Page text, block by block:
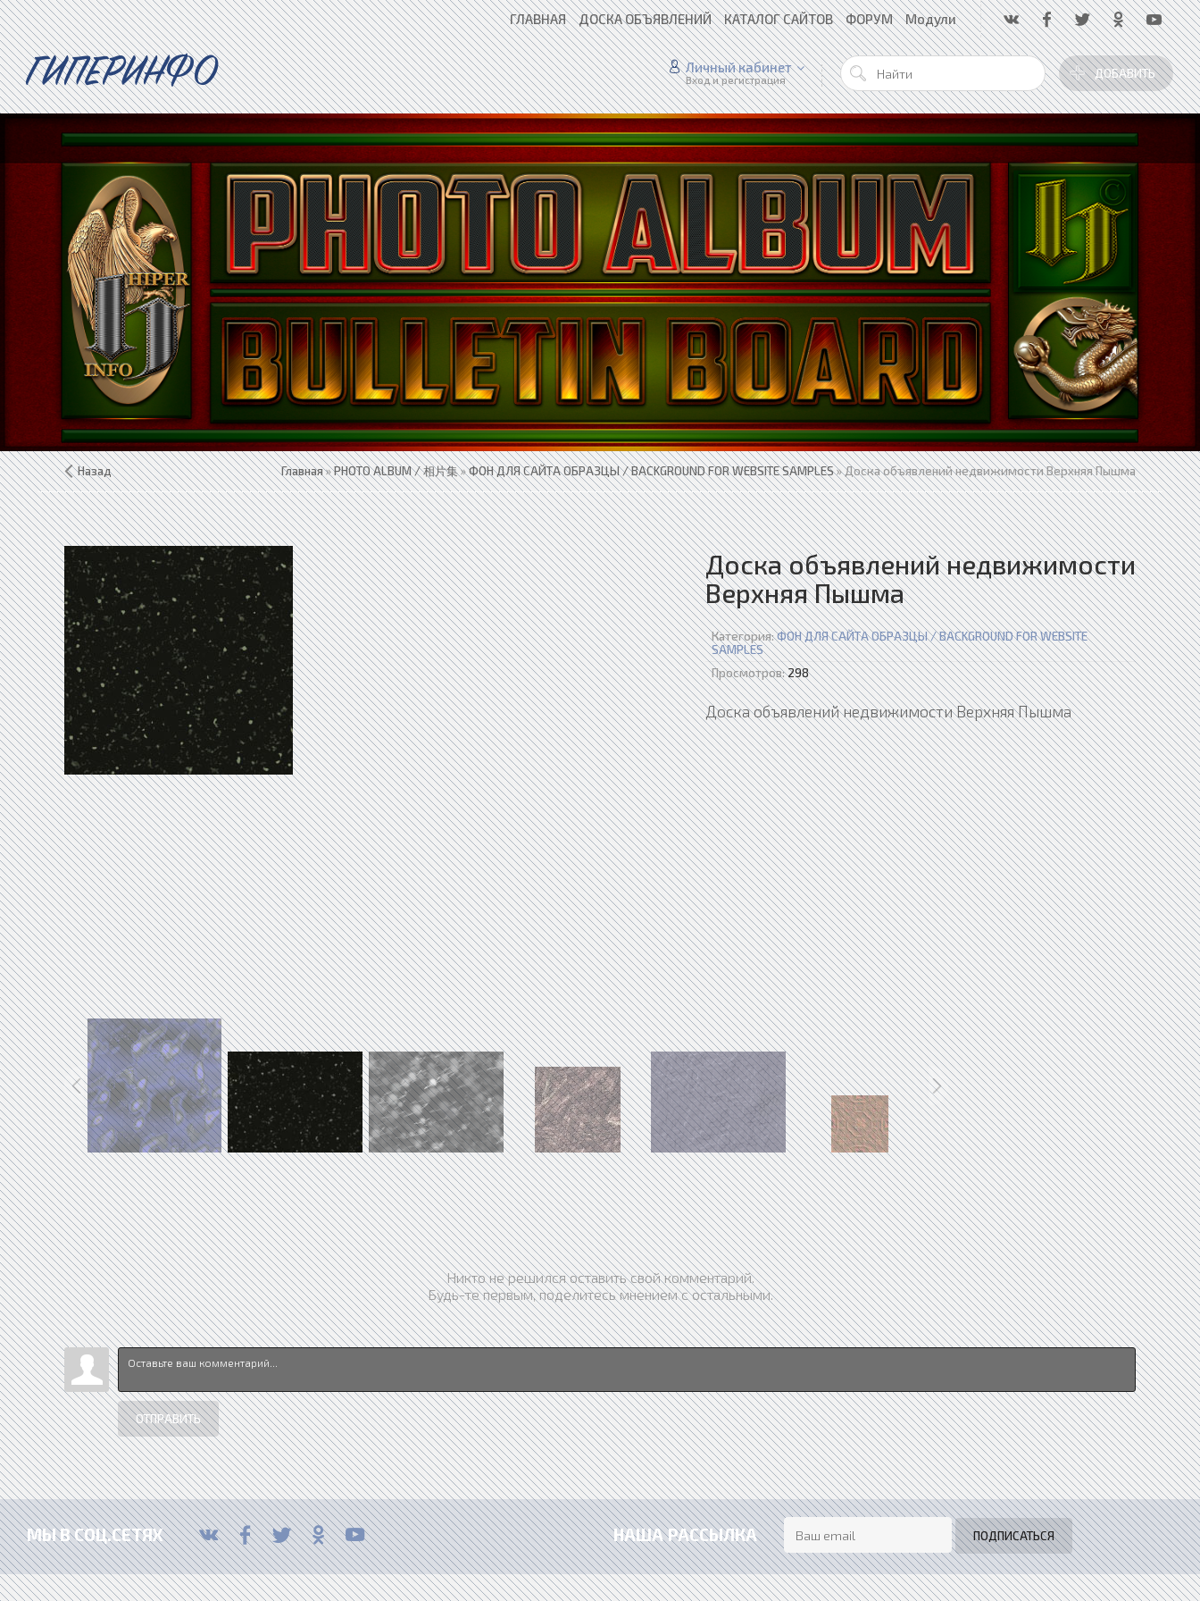
ГЛАВНАЯ ДОСКА ОБЪЯВЛЕНИЙ КАТАЛОГ САЙТОВ ФОРУМ Модули
ГИПЕРИНФО ДОБАВИТЬ
Личный кабинет
Вход и регистрация
Назад Главная»PHOTO ALBUM / 相片集»ФОН ДЛЯ САЙТА ОБРАЗЦЫ / BACKGROUND FOR WEBSITE SAMPLES» Доска объявлений недвижимости Верхняя Пышма
Доска объявлений недвижимости
Верхняя Пышма
Категория:ФОН ДЛЯ САЙТА ОБРАЗЦЫ / BACKGROUND FOR WEBSITE
SAMPLES
Просмотров:298
Доска объявлений недвижимости Верхняя Пышма
Никто не решился оставить свой комментарий.
Будь-те первым, поделитесь мнением с остальными.
ОТПРАВИТЬ
МЫ В СОЦ.СЕТЯХ НАША РАССЫЛКА